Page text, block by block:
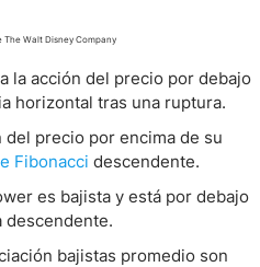
The Walt Disney Company
la acción del precio por debajo
horizontal tras una ruptura.
precio por encima de su
Fibonacci descendente.
es bajista y está por debajo
descendente.
bajistas promedio son